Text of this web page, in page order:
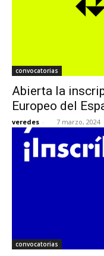
convocatorias
Abierta la
Europeo del
veredes - 7 marzo, 2024
convocatorias